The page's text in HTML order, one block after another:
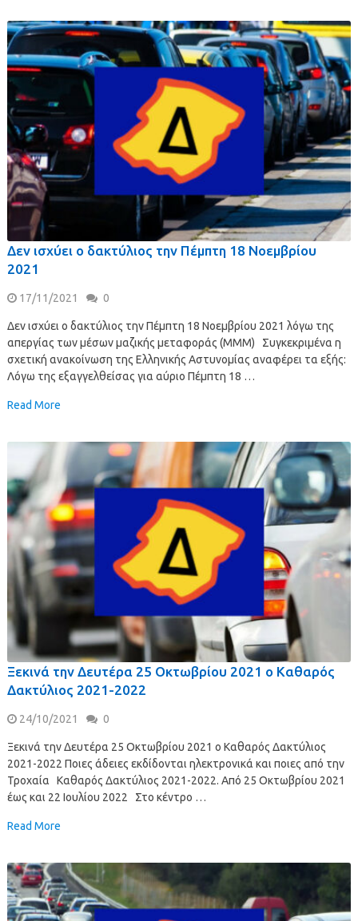
Δεν ισχύει ο δακτύλιος την Πέμπτη 18 Νοεμβρίου
2021
17/11/2021 0
Δεν ισχύει ο δακτύλιος την Πέμπτη 18 Νοεμβρίου 2021 λόγω της
απεργίας των μέσων μαζικής μεταφοράς (ΜΜΜ) Συγκεκριμένα η
σχετική ανακοίνωση της Ελληνικής Αστυνομίας αναφέρει τα εξής:
Λόγω της εξαγγελθείσας για αύριο Πέμπτη 18 …
Read More
Ξεκινά την Δευτέρα 25 Οκτωβρίου 2021 ο Καθαρός
Δακτύλιος 2021-2022
24/10/2021 0
Ξεκινά την Δευτέρα 25 Οκτωβρίου 2021 ο Καθαρός Δακτύλιος
2021-2022 Ποιες άδειες εκδίδονται ηλεκτρονικά και ποιες από την
Τροχαία Καθαρός Δακτύλιος 2021-2022. Από 25 Οκτωβρίου 2021
έως και 22 Ιουλίου 2022 Στο κέντρο …
Read More